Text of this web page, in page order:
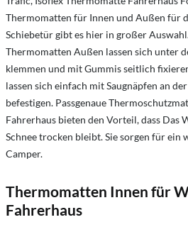
Thermomatten für Innen und Außen für
Schiebetür gibt es hier in großer
Thermomatten Außen lassen sich unter
klemmen und mit Gummis seitlich
lassen sich einfach mit Saugnäpfen an
befestigen. Passgenaue
Fahrerhaus bieten den Vorteil, dass Das
Schnee trocken bleibt. Sie sorgen für ein
Camper.
Thermomatten Innen für
Fahrerhaus